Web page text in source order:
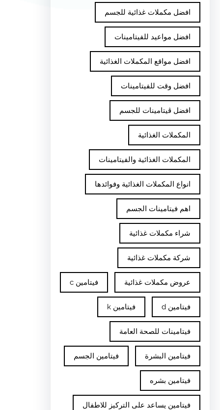
افضل مكملات غذائية للجسم
افضل مواعيد للفيتامينات
افضل مواقع المكملات الغذائية
افضل وقت للفيتامينات
افضل ڤيتامينات للجسم
المكملات الغذائية
المكملات الغذائية والفيتامينات
انواع المكملات الغذائية وفوائدها
اهم فيتامينات الجسم
شراء مكملات غذائية
شركة مكملات غذائية
عروض مكملات غذائية فيتامين c
فيتامين d فيتامين k
فيتامينات للصحة العامة
فيتامين البشرة فيتامين الجسم
فيتامين بشره
فيتامين يساعد على التركيز للاطفال